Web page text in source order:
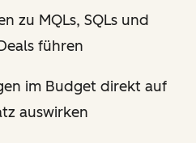
zu MQLs, SQLs und
führen
im Budget direkt auf
auswirken